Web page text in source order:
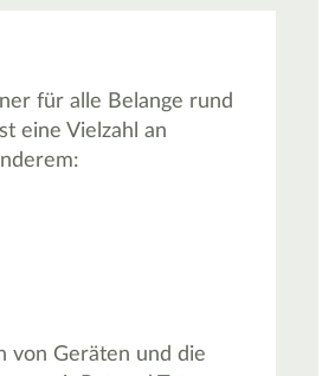
für alle Belange rund
eine Vielzahl an
von Geräten und die